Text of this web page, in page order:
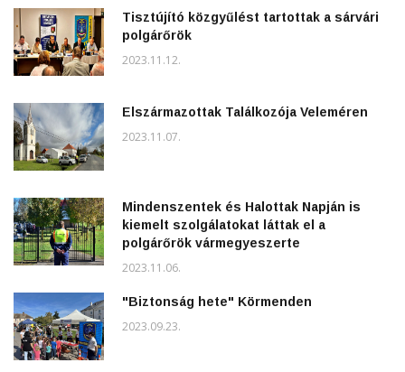
Tisztújító közgyűlést tartottak a sárvári
polgárőrök
2023.11.12.
Elszármazottak Találkozója Veleméren
2023.11.07.
Mindenszentek és Halottak Napján is
kiemelt szolgálatokat láttak el a
polgárőrök vármegyeszerte
2023.11.06.
"Biztonság hete" Körmenden
2023.09.23.